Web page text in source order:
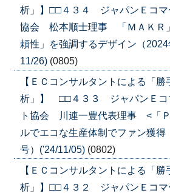
析」】□□４３４ ジャパンＥコマ
協会 松本順士理事 「ＭＡＫＲ
頼性」を強調するデザイン（
11/26) (0805)
【ＥＣコンサルタントによる「
析」】 □□４３３ ジャパンＥコ
ト協会 川連一豊代表理事 <「
ルでエコな生産体制でファン獲得
号）('24/11/05) (0802)
【ＥＣコンサルタントによる「
析」】□□４３２ ジャパンＥコマ